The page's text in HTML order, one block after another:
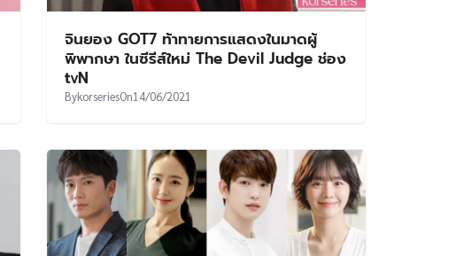
จินยอง GOT7 ท้าทายการแสดงในมาดผู้
พิพากษา ในซีรีส์ใหม่ The Devil Judge ช่อง
tvN
BykorseriesOn14/06/2021